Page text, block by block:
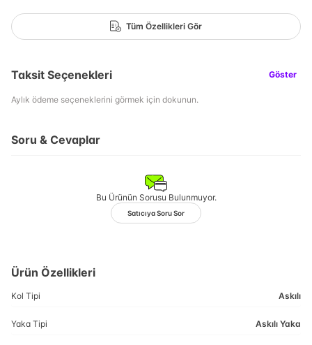
Tüm Özellikleri Gör
Taksit Seçenekleri Göster
Aylık ödeme seçeneklerini görmek için dokunun.
Soru & Cevaplar
Bu Ürünün Sorusu Bulunmuyor.
Satıcıya Soru Sor
Ürün Özellikleri
Kol Tipi Askılı
Yaka Tipi Askılı Yaka